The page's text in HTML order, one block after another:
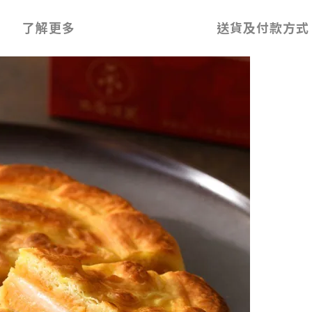
了解更多 送貨及付款方式